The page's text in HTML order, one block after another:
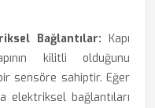
Bağlantılar: Kapı
kilitli olduğunu
sensöre sahiptir. Eğer
elektriksel bağlantıları